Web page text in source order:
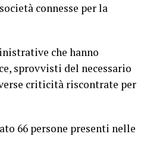
connesse per la
che hanno
sprovvisti del necessario
criticità riscontrate per
66 persone presenti nelle